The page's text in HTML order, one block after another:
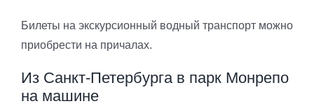
Билеты на экскурсионный водный транспорт можно
приобрести на причалах.
Из Санкт-Петербурга в парк Монрепо
на машине